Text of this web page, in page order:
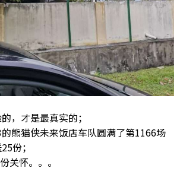
，才是最真实的；
熊猫侠未来饭店车队圆满了第1166场
份；
关怀。。。